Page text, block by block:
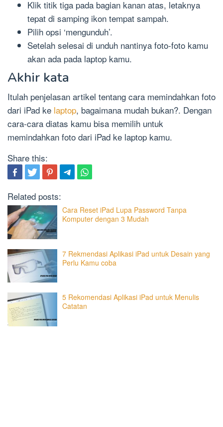
Klik titik tiga pada bagian kanan atas, letaknya
tepat di samping ikon tempat sampah.
Pilih opsi ‘mengunduh’.
Setelah selesai di unduh nantinya foto-foto kamu
akan ada pada laptop kamu.
Akhir kata
Itulah penjelasan artikel tentang cara memindahkan foto
dari iPad ke laptop, bagaimana mudah bukan?. Dengan
cara-cara diatas kamu bisa memilih untuk
memindahkan foto dari iPad ke laptop kamu.
Share this:
Related posts:
Cara Reset iPad Lupa Password Tanpa
Komputer dengan 3 Mudah
7 Rekmendasi Aplikasi iPad untuk Desain yang
Perlu Kamu coba
5 Rekomendasi Aplikasi iPad untuk Menulis
Catatan